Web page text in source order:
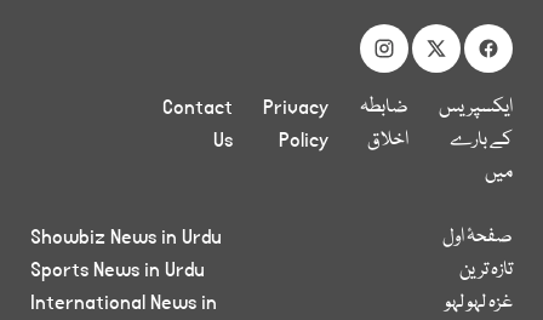
ایکسپریس
کے بارے
میں
ضابطہ
اخلاق
Privacy
Policy
Contact
Us
صفحۂ اول
تازہ ترین
غزہ لہو لہو
Showbiz News in Urdu
Sports News in Urdu
International News in